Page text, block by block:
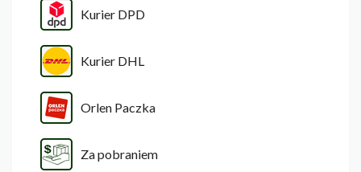
Kurier DPD
Kurier DHL
Orlen Paczka
Za pobraniem